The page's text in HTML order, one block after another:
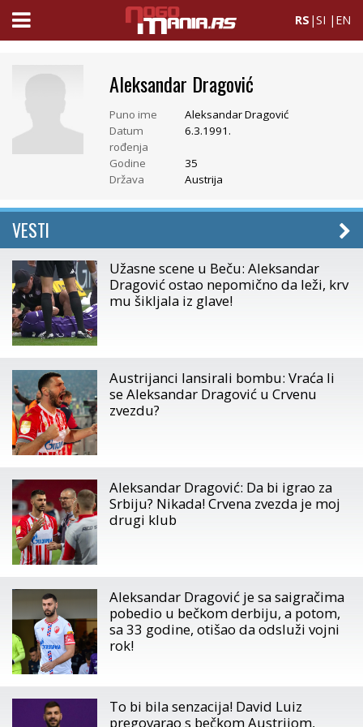
RS |SI | EN
Aleksandar Dragović
Puno ime
Aleksandar Dragović
Datum
rođenja
6.3.1991.
Godine
35
Država
Austrija
VESTI
Užasne scene u Beču: Aleksandar
Dragović ostao nepomično da leži, krv
mu šikljala iz glave!
Austrijanci lansirali bombu: Vraća li
se Aleksandar Dragović u Crvenu
zvezdu?
Aleksandar Dragović: Da bi igrao za
Srbiju? Nikada! Crvena zvezda je moj
drugi klub
Aleksandar Dragović je sa saigračima
pobedio u bečkom derbiju, a potom,
sa 33 godine, otišao da odsluži vojni
rok!
To bi bila senzacija! David Luiz
pregovarao s bečkom Austrijom,